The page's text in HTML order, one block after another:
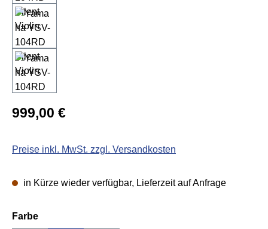
Regulärer Preis:
999,00 €
Preise inkl. MwSt. zzgl. Versandkosten
in Kürze wieder verfügbar, Lieferzeit auf Anfrage
Farbeauswählen